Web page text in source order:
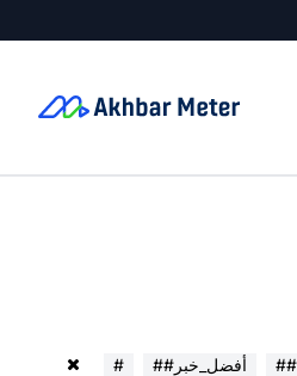
# ##أفضل_خبر